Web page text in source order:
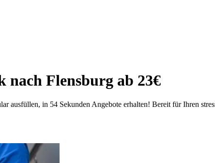
Flensburg ab 23€
ausfüllen, in 54 Sekunden Angebote erhalten! Bereit für Ihren